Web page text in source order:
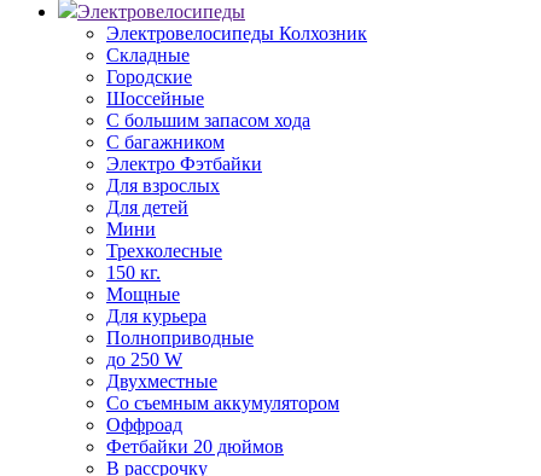
Электровелосипеды
Электровелосипеды Колхозник
Складные
Городские
Шоссейные
С большим запасом хода
С багажником
Электро Фэтбайки
Для взрослых
Для детей
Мини
Трехколесные
150 кг.
Мощные
Для курьера
Полноприводные
до 250 W
Двухместные
Со съемным аккумулятором
Оффроад
Фетбайки 20 дюймов
В рассрочку